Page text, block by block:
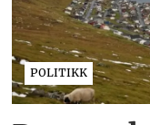
POLITIKK